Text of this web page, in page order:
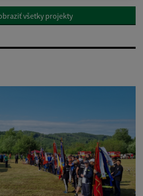
všetky projekty